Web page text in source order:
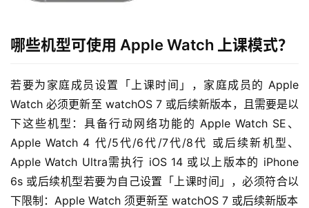
哪些机型可使用 Apple Watch 上课模式？
若要为家庭成员设置「上课时间」，家庭成员的 Apple
Watch 必须更新至 watchOS 7 或后续新版本，且需要是以
下这些机型：具备行动网络功能的 Apple Watch SE、
Apple Watch 4 代/5代/6代/7代/8代 或后续新机型、
Apple Watch Ultra需执行 iOS 14 或以上版本的 iPhone
6s 或后续机型若要为自己设置「上课时间」，必须符合以
下限制：Apple Watch 须更新至 watchOS 7 或后续新版本